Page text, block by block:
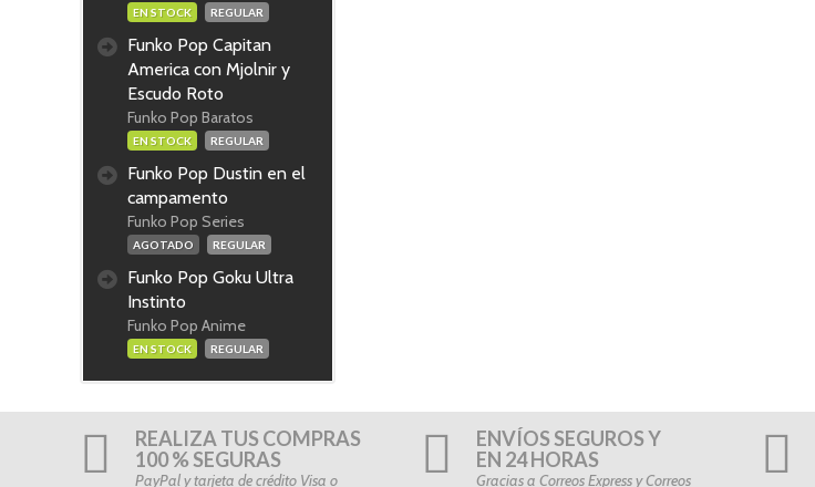
EN STOCK REGULAR
Funko Pop Capitan
America con Mjolnir y
Escudo Roto
Funko Pop Baratos
EN STOCK REGULAR
Funko Pop Dustin en el
campamento
Funko Pop Series
AGOTADO REGULAR
Funko Pop Goku Ultra
Instinto
Funko Pop Anime
EN STOCK REGULAR
REALIZA TUS COMPRAS
100 % SEGURAS
PayPal y tarjeta de crédito Visa o
ENVÍOS SEGUROS Y
EN 24 HORAS
Gracias a Correos Express y Correos